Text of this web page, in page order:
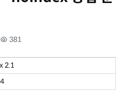
381
2.1